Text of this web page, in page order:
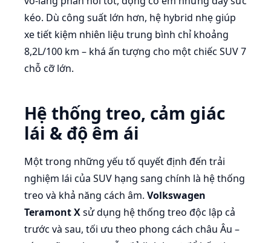
kéo. Dù công suất lớn hơn, hệ hybrid nhẹ giúp
xe tiết kiệm nhiên liệu trung bình chỉ khoảng
8,2L/100 km – khá ấn tượng cho một chiếc SUV 7
chỗ cỡ lớn.
Hệ thống treo, cảm giác
lái & độ êm ái
Một trong những yếu tố quyết định đến trải
nghiệm lái của SUV hạng sang chính là hệ thống
treo và khả năng cách âm. Volkswagen
Teramont Xsử dụng hệ thống treo độc lập cả
trước và sau, tối ưu theo phong cách châu Âu –